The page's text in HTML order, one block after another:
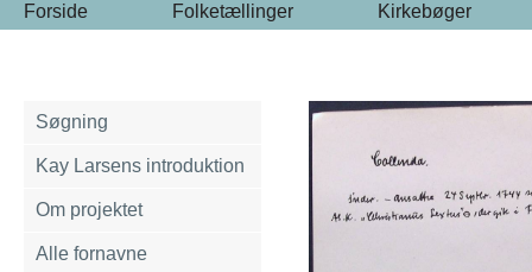
Forside Folketællinger Kirkebøger
Søgning
Kay Larsens introduktion
Om projektet
Alle fornavne